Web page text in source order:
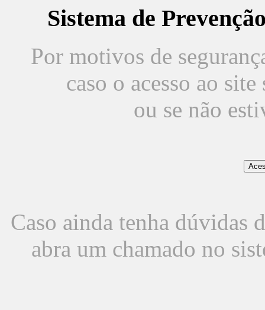
Sistema de
Por motivos de
caso o acesso ao
ou se não
Caso ainda tenha dúvidas
abra um chamado no